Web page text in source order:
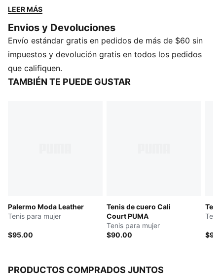
gruesa con detalles progresivos para que vayas a la
DETALLES
Perfil de bota corta
Empeine de material sintético
Mediasuela de goma
Suela de goma
LEER MÁS
Envios y Devoluciones
Envío estándar gratis en pedidos de más de $60 sin
impuestos y devolución gratis en todos los pedidos
que califiquen.
TAMBIÉN TE PUEDE GUSTAR
Palermo Moda Leather
Tenis para mujer
$95.00
Tenis de cuero Cali
Court PUMA
Tenis para mujer
$90.00
PRODUCTOS COMPRADOS JUNTOS